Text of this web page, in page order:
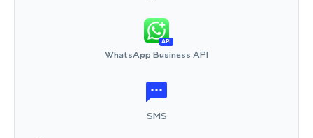
API
WhatsApp Business API
SMS